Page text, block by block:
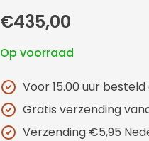
€435,00
Op voorraad
Voor 15.00 uur
Gratis verzending
Verzending €5,95